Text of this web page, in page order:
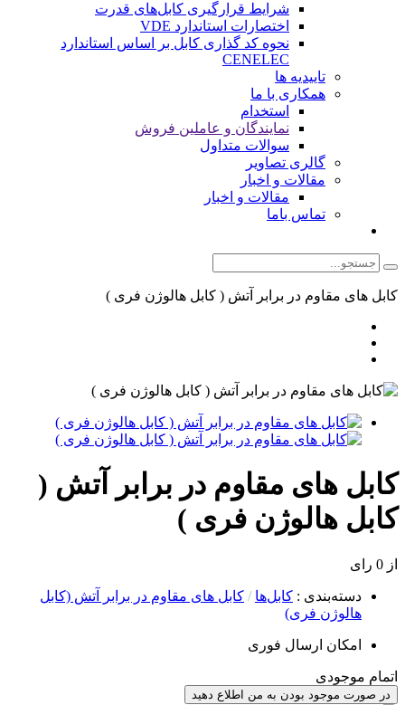
شرایط قرارگیری کابل‌های قدرت
اختصارات استاندارد VDE
نحوه کد گذاری کابل بر اساس استاندارد
CENELEC
تاییدیه ها
همکاری با ما
استخدام
نمایندگان و عاملین فروش
سوالات متداول
گالری تصاویر
مقالات و اخبار
مقالات و اخبار
تماس باما
کابل های مقاوم در برابر آتش ( کابل هالوژن فری )
کابل های مقاوم در برابر آتش (
کابل هالوژن فری )
از 0 رای
دسته‌بندی : کابل‌ها / کابل های مقاوم در برابر آتش (کابل
هالوژن فری)
امکان ارسال فوری
اتمام موجودی
در صورت موجود بودن به من اطلاع دهید